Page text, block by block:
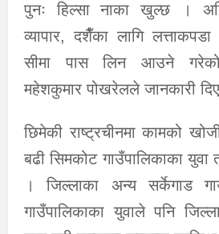
पुनः हिल्सा नाका खुल्छ ।
व्यापार, दशैँका लागि
सीमा पास लिन आउने
महेशकुमार पोखरेलले जानकारी
छिमेकी राष्ट्रचीनमा कामको
बढी सिमकोट गाउँपालिकाका
। जिल्लाका अन्य सर्केगाड
गाउँपालिकाका युवाले पनि